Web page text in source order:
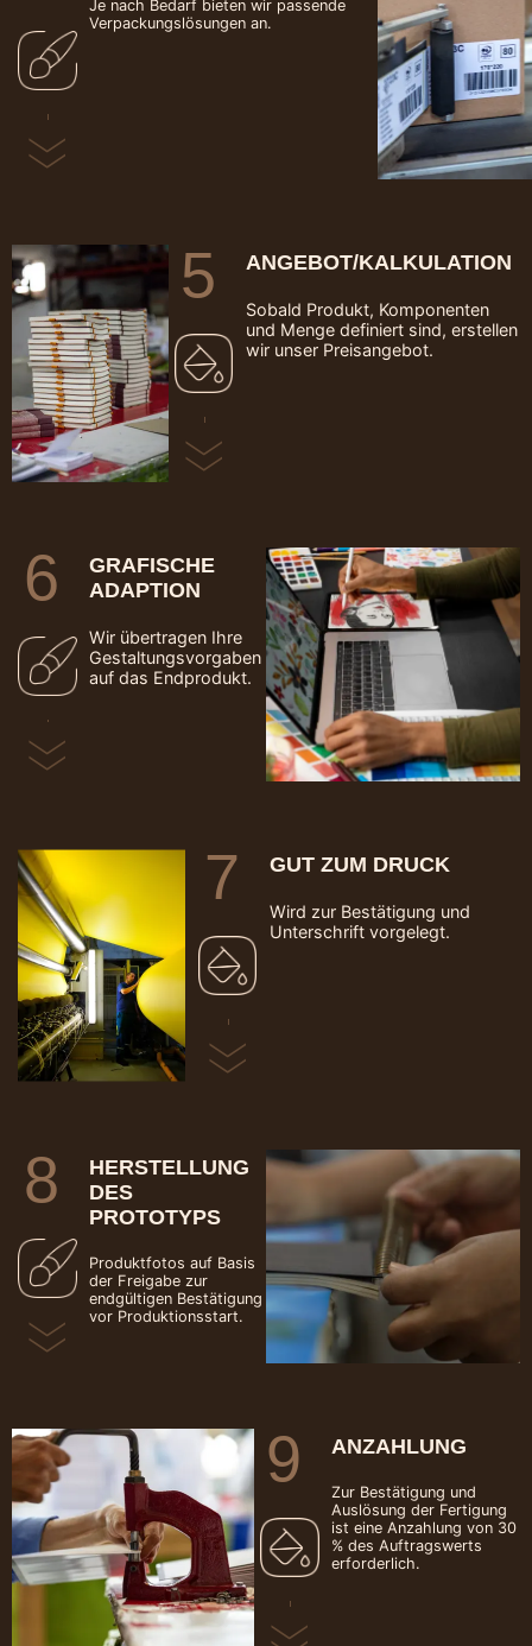
Je nach Bedarf bieten wir passende
Verpackungslösungen an.
5 ANGEBOT/KALKULATION
Sobald Produkt, Komponenten
und Menge definiert sind, erstellen
wir unser Preisangebot.
6
GRAFISCHE
ADAPTION
Wir übertragen Ihre
Gestaltungsvorgaben
auf das Endprodukt.
7 GUT ZUM DRUCK
Wird zur Bestätigung und
Unterschrift vorgelegt.
8
HERSTELLUNG
DES
PROTOTYPS
Produktfotos auf Basis
der Freigabe zur
endgültigen Bestätigung
vor Produktionsstart.
9 ANZAHLUNG
Zur Bestätigung und
Auslösung der Fertigung
ist eine Anzahlung von 30
% des Auftragswerts
erforderlich.